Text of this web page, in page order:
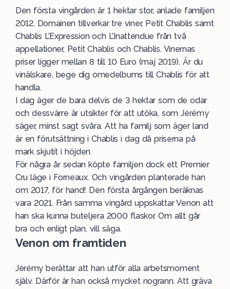
Den första vingården är 1 hektar stor, anlade familjen
2012. Domainen tillverkar tre viner, Petit Chablis samt
Chablis L’Expression och L’Inattendue från två
appellationer, Petit Chablis och Chablis. Vinernas
priser ligger mellan 8 till 10 Euro (maj 2019). Är du
vinälskare, bege dig omedelbums till Chablis för att
handla.
I dag äger de bara delvis de 3 hektar som de odar
och dessvärre är utsikter för att utöka, som Jérémy
säger, minst sagt svåra. Att ha familj som äger land
är en förutsättning i Chablis i dag då priserna på
mark skjutit i höjden.
För några år sedan köpte familjen dock ett Premier
Cru läge i Forneaux. Och vingården planterade han
om 2017, för hand! Den första årgången beräknas
vara 2021. Från samma vingård uppskattar Venon att
han ska kunna buteljera 2000 flaskor. Om allt går
bra och enligt plan, vill säga.
Venon om framtiden
Jérémy berättar att han utför alla arbetsmoment
själv. Därför är han också mycket nogrann. Att gräva